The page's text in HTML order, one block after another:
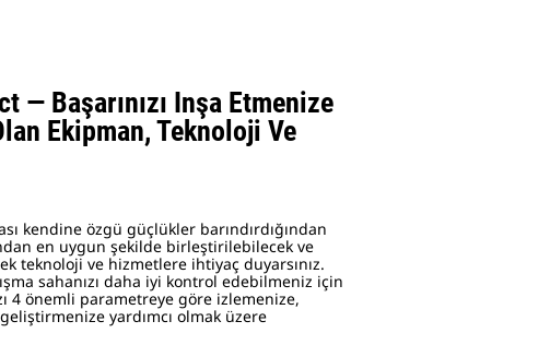
— Başarınızı Inşa Etmenize
Ekipman, Teknoloji Ve
kendine özgü güçlükler barındırdığından
en uygun şekilde birleştirilebilecek ve
teknoloji ve hizmetlere ihtiyaç duyarsınız.
sahanızı daha iyi kontrol edebilmeniz için
4 önemli parametreye göre izlemenize,
yardımcı olmak üzere